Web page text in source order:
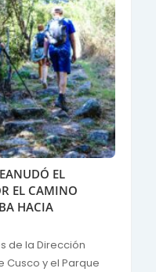
EL
EL CAMINO
HACIA
de la Dirección
Cusco y el Parque